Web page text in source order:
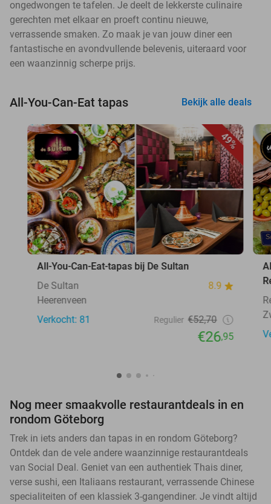
ongedwongen te tafelen. Je deelt de lekkerste culinaire
gerechten met elkaar en proeft continu nieuwe,
verrassende smaken. Zo maak je van jouw diner een
fantastische en avondvullende belevenis, uiteraard voor
een waanzinnig scherpe prijs.
All-You-Can-Eat tapas Bekijk alle deals
49%
All-You-Can-Eat-tapas bij De Sultan
De Sultan
8.9
Heerenveen
Verkocht: 81
Regulier €52,70
€26,95
Nog meer smaakvolle restaurantdeals in en
rondom Göteborg
Trek in iets anders dan tapas in en rondom Göteborg?
Ontdek dan de vele andere waanzinnige restaurantdeals
van Social Deal. Geniet van een authentiek Thais diner,
verse sushi, een Italiaans restaurant, verrassende Chinese
specialiteiten of een klassiek 3-gangendiner. Je vindt altijd